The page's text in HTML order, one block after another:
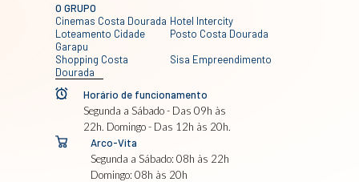
O GRUPO
Cinemas Costa Dourada Hotel Intercity
Loteamento Cidade
Garapu
Posto Costa Dourada
Shopping Costa
Dourada
Sisa Empreendimento
Horário de funcionamento
Segunda a Sábado - Das 09h às
22h. Domingo - Das 12h às 20h.
Arco-Vita
Segunda a Sábado: 08h às 22h
Domingo: 08h às 20h